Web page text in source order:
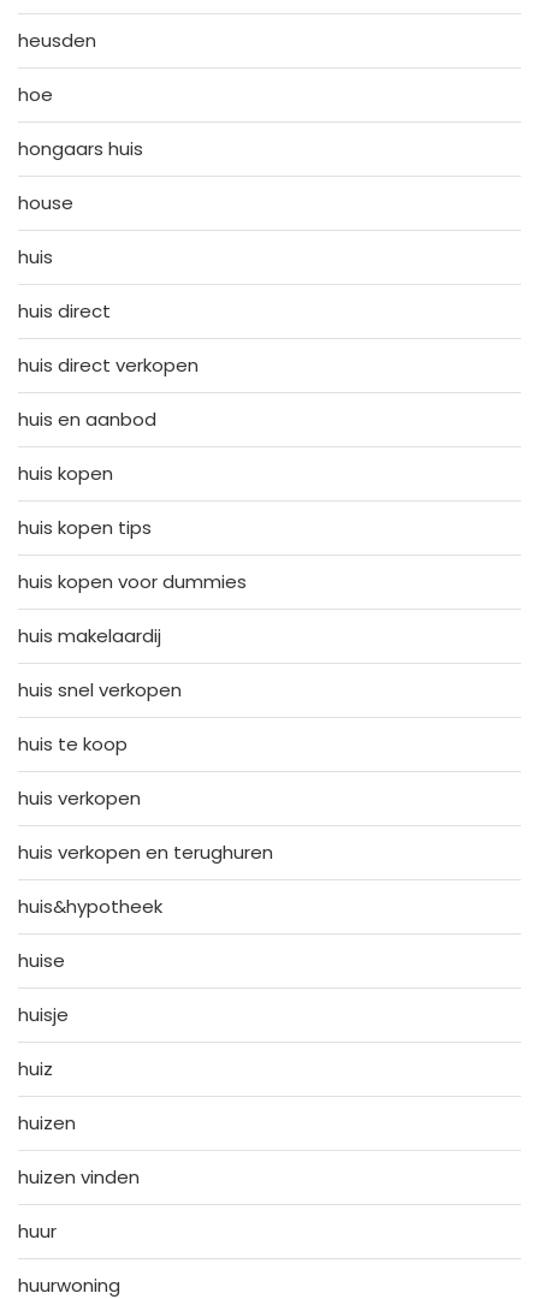
heusden
hoe
hongaars huis
house
huis
huis direct
huis direct verkopen
huis en aanbod
huis kopen
huis kopen tips
huis kopen voor dummies
huis makelaardij
huis snel verkopen
huis te koop
huis verkopen
huis verkopen en terughuren
huis&hypotheek
huise
huisje
huiz
huizen
huizen vinden
huur
huurwoning